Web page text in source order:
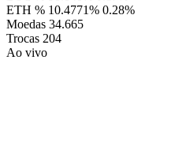
ETH % 10.4771% 0.28%
Moedas 34.665
Trocas 204
Ao vivo